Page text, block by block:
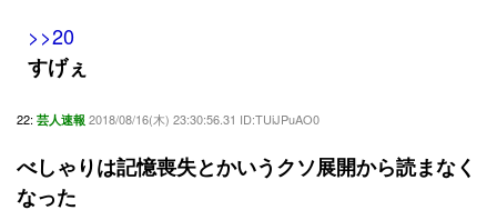
>>20
すげぇ
22: 芸人速報 2018/08/16(木) 23:30:56.31 ID:TUiJPuAO0
べしゃりは記憶喪失とかいうクソ展開から読まなく
なった